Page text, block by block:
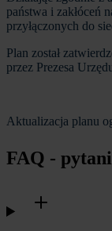
państwa i zakłóceń
przyłączonych do
Plan został
przez Prezesa
Aktualizacja planu
FAQ -